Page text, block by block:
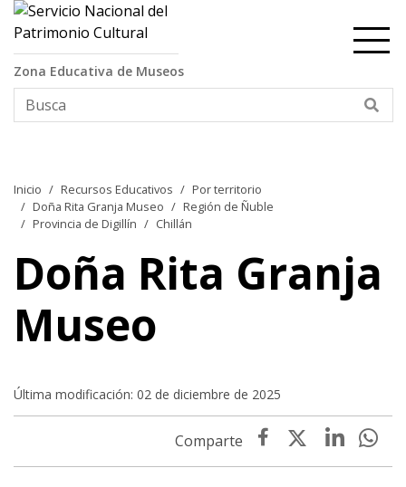
Contenido principal
Zona Educativa de Museos
Inicio Recursos Educativos
Por territorio
Doña Rita Granja Museo
Región de Ñuble
Provincia de Digillín
Chillán
Doña Rita Granja
Museo
Última modificación: 02 de diciembre de 2025